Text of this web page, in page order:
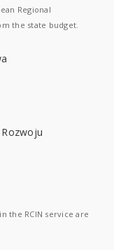
Regional
the state budget.
the RCIN service are